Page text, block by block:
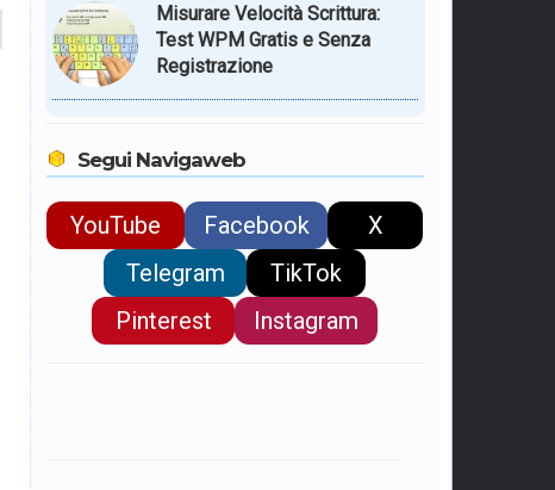
Misurare Velocità Scrittura:
Test WPM Gratis e Senza
Registrazione
Segui Navigaweb
YouTube Facebook
X
Telegram
TikTok
Pinterest
Instagram